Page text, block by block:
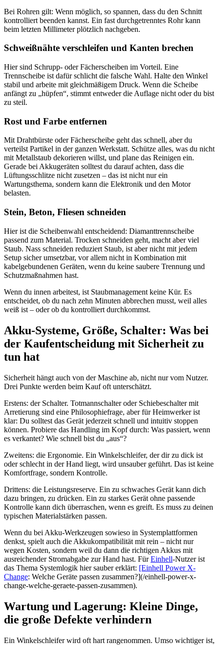
Bei Rohren gilt: Wenn möglich, so spannen, dass du den Schnitt
kontrolliert beenden kannst. Ein fast durchgetrenntes Rohr kann
beim letzten Millimeter plötzlich nachgeben.
Schweißnähte verschleifen und Kanten brechen
Hier sind Schrupp- oder Fächerscheiben im Vorteil. Eine
Trennscheibe ist dafür schlicht die falsche Wahl. Halte den Winkel
stabil und arbeite mit gleichmäßigem Druck. Wenn die Scheibe
anfängt zu „hüpfen“, stimmt entweder die Auflage nicht oder du bist
zu steil.
Rost und Farbe entfernen
Mit Drahtbürste oder Fächerscheibe geht das schnell, aber du
verteilst Partikel in der ganzen Werkstatt. Schütze alles, was du nicht
mit Metallstaub dekorieren willst, und plane das Reinigen ein.
Gerade bei Akkugeräten solltest du darauf achten, dass die
Lüftungsschlitze nicht zusetzen – das ist nicht nur ein
Wartungsthema, sondern kann die Elektronik und den Motor
belasten.
Stein, Beton, Fliesen schneiden
Hier ist die Scheibenwahl entscheidend: Diamanttrennscheibe
passend zum Material. Trocken schneiden geht, macht aber viel
Staub. Nass schneiden reduziert Staub, ist aber nicht mit jedem
Setup sicher umsetzbar, vor allem nicht in Kombination mit
kabelgebundenen Geräten, wenn du keine saubere Trennung und
Schutzmaßnahmen hast.
Wenn du innen arbeitest, ist Staubmanagement keine Kür. Es
entscheidet, ob du nach zehn Minuten abbrechen musst, weil alles
weiß ist – oder ob du kontrolliert durchkommst.
Akku-Systeme, Größe, Schalter: Was bei
der Kaufentscheidung mit Sicherheit zu
tun hat
Sicherheit hängt auch von der Maschine ab, nicht nur vom Nutzer.
Drei Punkte werden beim Kauf oft unterschätzt.
Erstens: der Schalter. Totmannschalter oder Schiebeschalter mit
Arretierung sind eine Philosophiefrage, aber für Heimwerker ist
klar: Du solltest das Gerät jederzeit schnell und intuitiv stoppen
können. Probiere das Handling im Kopf durch: Was passiert, wenn
es verkantet? Wie schnell bist du „aus“?
Zweitens: die Ergonomie. Ein Winkelschleifer, der dir zu dick ist
oder schlecht in der Hand liegt, wird unsauber geführt. Das ist keine
Komfortfrage, sondern Kontrolle.
Drittens: die Leistungsreserve. Ein zu schwaches Gerät kann dich
dazu bringen, zu drücken. Ein zu starkes Gerät ohne passende
Kontrolle kann dich überraschen, wenn es greift. Es muss zu deinen
typischen Materialstärken passen.
Wenn du bei Akku-Werkzeugen sowieso in Systemplattformen
denkst, spielt auch die Akkukompatibilität mit rein – nicht nur
wegen Kosten, sondern weil du dann die richtigen Akkus mit
ausreichender Stromabgabe zur Hand hast. FürEinhell-Nutzer ist
das Thema Systemlogik hier sauber erklärt: [Einhell Power X-
Change: Welche Geräte passen zusammen?](/einhell-power-x-
change-welche-geraete-passen-zusammen).
Wartung und Lagerung: Kleine Dinge,
die große Defekte verhindern
Ein Winkelschleifer wird oft hart rangenommen. Umso wichtiger ist,